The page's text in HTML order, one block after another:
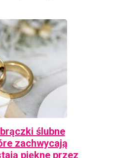
ślubne
zachwycają
piękne przez